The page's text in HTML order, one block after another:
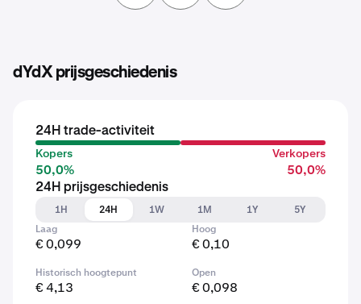
dYdX prijsgeschiedenis
24H trade-activiteit
Kopers
50,0%
Verkopers
50,0%
24H prijsgeschiedenis
1H
24H 1W 1M 1Y
5Y
Laag
€ 0,099
Hoog
€ 0,10
Historisch hoogtepunt
€ 4,13
Open
€ 0,098